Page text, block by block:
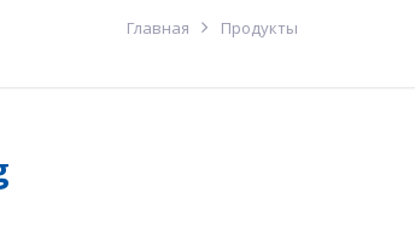
Главная Продукты